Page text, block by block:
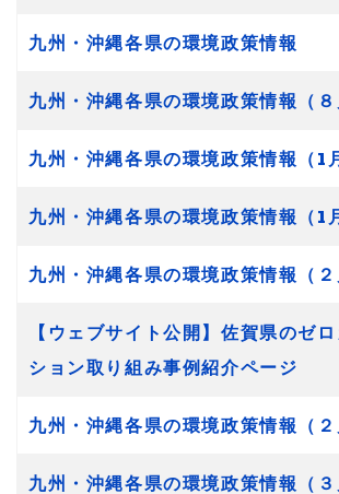
九州・沖縄各県の環境政策情報
九州・沖縄各県の環境政策情報（８
九州・沖縄各県の環境政策情報（1
九州・沖縄各県の環境政策情報（1
九州・沖縄各県の環境政策情報（２
【ウェブサイト公開】佐賀県のゼ
ション取り組み事例紹介ページ
九州・沖縄各県の環境政策情報（２
九州・沖縄各県の環境政策情報（３